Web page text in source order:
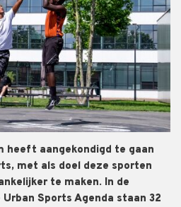
heeft aangekondigd te gaan
met als doel deze sporten
te maken. In de
Sports Agenda staan 32